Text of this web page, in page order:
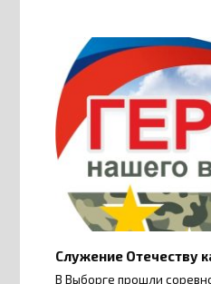
Служение Отечеству
В Выборге прошли